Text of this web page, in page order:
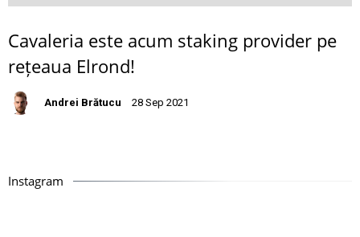
Cavaleria este acum staking provider pe
rețeaua Elrond!
Andrei Brătucu 28 Sep 2021
Instagram